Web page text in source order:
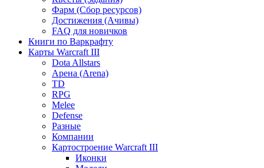
Фарм (Сбор ресурсов)
Достижения (Ачивы)
FAQ для новичков
Книги по Варкрафту
Карты Warcraft III
Dota Allstars
Арена (Arena)
TD
RPG
Melee
Defense
Разные
Компании
Картостроение Warcraft III
Иконки